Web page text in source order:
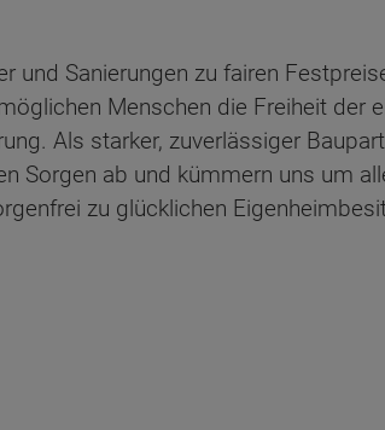
Sanierungen zu fairen
Menschen die Freiheit der
Als starker, zuverlässiger
Sorgen ab und kümmern uns um
zu glücklichen